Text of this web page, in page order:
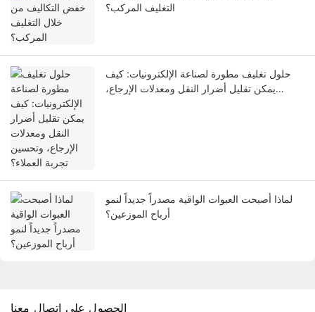
التغليف المركب؟
حلول تغليف مطورة لصناعة الإلكترونيات: كيف
يمكن تقليل أضرار النقل ومعدلات الإرجاع،
لماذا أصبحت العبوات الواقية مصدراً جديداً لنمو
أرباح الموزعين؟
الحصول على اتصال معنا